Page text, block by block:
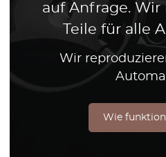
auf Anfrage.
Teile für alle
Wir
Wie